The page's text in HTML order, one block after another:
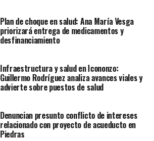
Plan de choque en salud: Ana María Vesga
priorizará entrega de medicamentos y
desfinanciamiento
Infraestructura y salud en Icononzo:
Guillermo Rodríguez analiza avances viales y
advierte sobre puestos de salud
Denuncian presunto conflicto de intereses
relacionado con proyecto de acueducto en
Piedras